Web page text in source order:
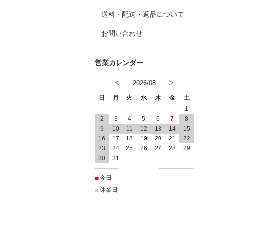
送料・配送・返品について
お問い合わせ
2026/08
日 月 火 水 木 金
土
1
2
3 4 5 6 7
8
9
10 11 12 13 14
15
16
17 18 19 20 21
22
23
24 25 26 27 28
29
30
31
■今日
■休業日